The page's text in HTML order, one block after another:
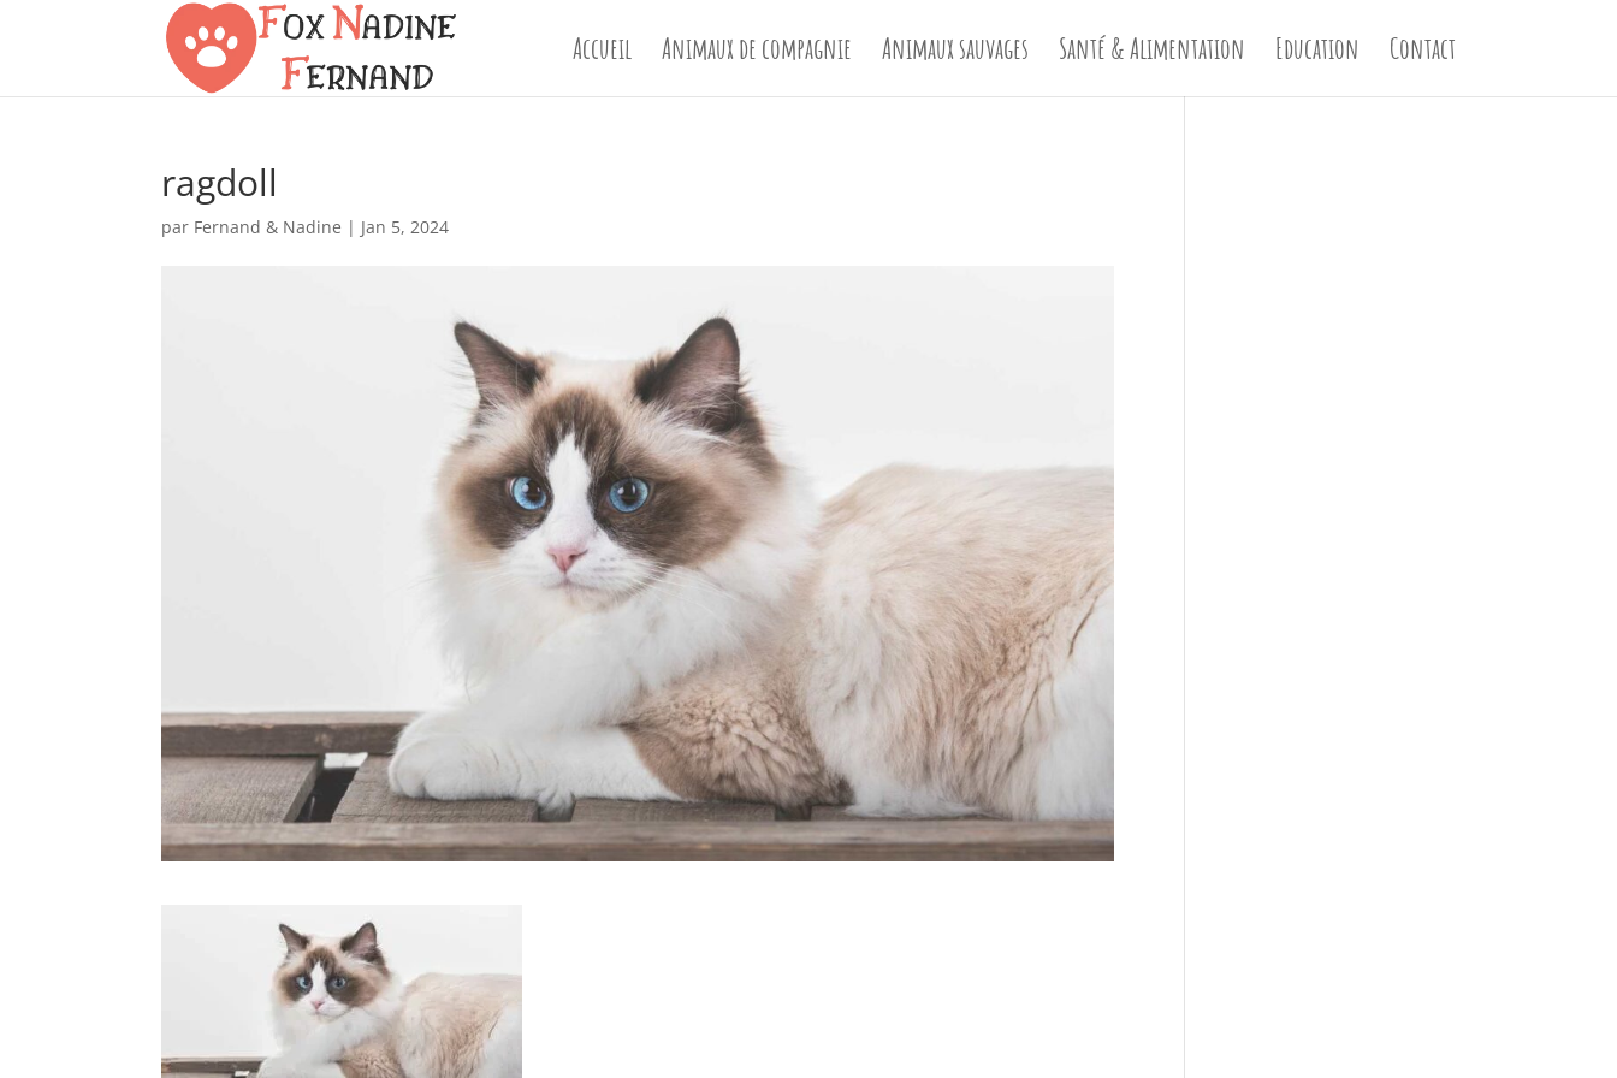
Accueil Animaux de compagnie Animaux sauvages Santé & Alimentation Education Contact
ragdoll
par Fernand & Nadine | Jan 5, 2024